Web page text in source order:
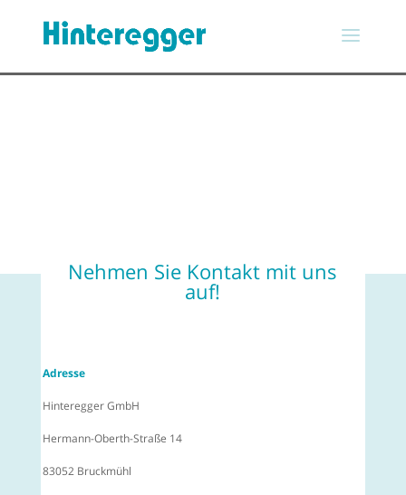
Nehmen Sie Kontakt mit uns
auf!
Adresse
Hinteregger GmbH
Hermann-Oberth-Straße 14
83052 Bruckmühl